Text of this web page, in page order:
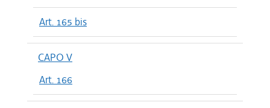
Art. 165 bis
CAPO V
Art. 166